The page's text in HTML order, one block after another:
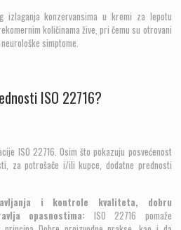
izlaganja konzervansima u kremi za lepotu
količinama žive, pri čemu su otrovani
simptome.
ISO 22716?
ISO 22716. Osim što pokazuju posvećenost
za potrošače i/ili kupce, dodatne prednosti
i kontrole kvaliteta, dobru
opasnostima: ISO 22716 pomaže